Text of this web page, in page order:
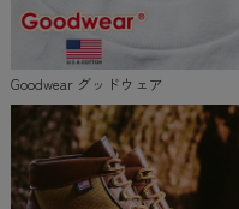
Goodwear グッドウェア